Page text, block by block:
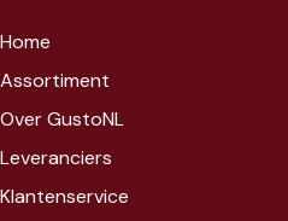
Home
Assortiment
Over GustoNL
Leveranciers
Klantenservice